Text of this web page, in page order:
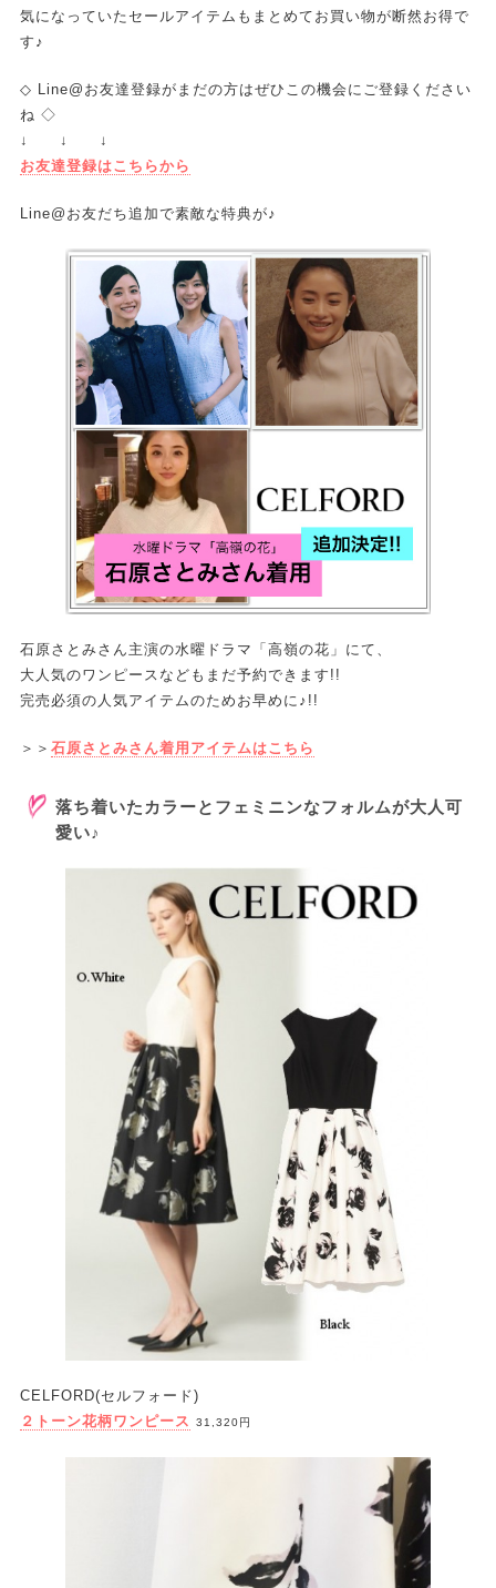
気になっていたセールアイテムもまとめてお買い物が断然お得で
す♪
◇ Line@お友達登録がまだの方はぜひこの機会にご登録ください
ね ◇
↓ ↓ ↓
お友達登録はこちらから
Line@お友だち追加で素敵な特典が♪
石原さとみさん主演の水曜ドラマ「高嶺の花」にて、
大人気のワンピースなどもまだ予約できます!!
完売必須の人気アイテムのためお早めに♪!!
＞＞ 石原さとみさん着用アイテムはこちら
落ち着いたカラーとフェミニンなフォルムが大人可
愛い♪
CELFORD(セルフォード)
２トーン花柄ワンピース
31,320円